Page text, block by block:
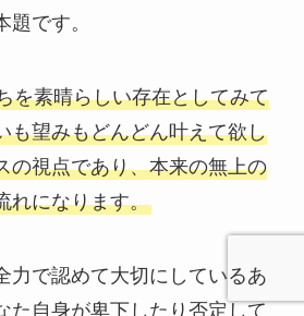
です。
を素晴らしい存在としてみて
も望みもどんどん叶えて欲し
の視点であり、本来の無上の
れになります。
力で認めて大切にしているあ
た自身が卑下したり否定して